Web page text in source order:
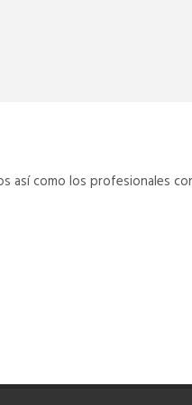
así como los profesionales